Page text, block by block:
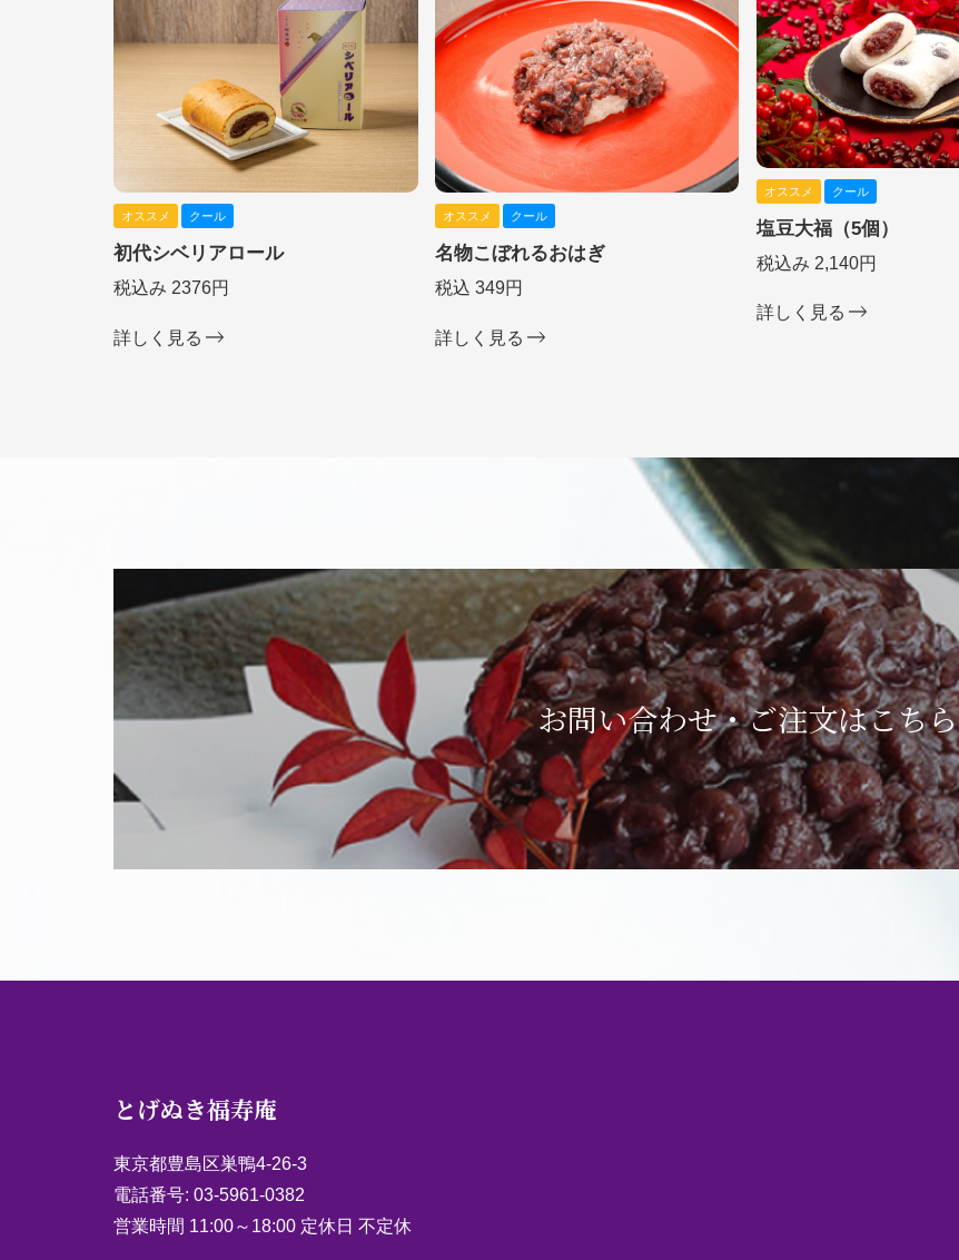
オススメ クール
初代シベリアロール
税込み 2376円
詳しく見る
オススメ クール
名物こぼれるおはぎ
税込 349円
詳しく見る
オススメ クール
塩豆大福（5個）
税込み 2,140円
詳しく見る
お問い合わせ・ご注文はこちら
とげぬき福寿庵
東京都豊島区巣鴨4-26-3
電話番号: 03-5961-0382
営業時間 11:00～18:00 定休日 不定休